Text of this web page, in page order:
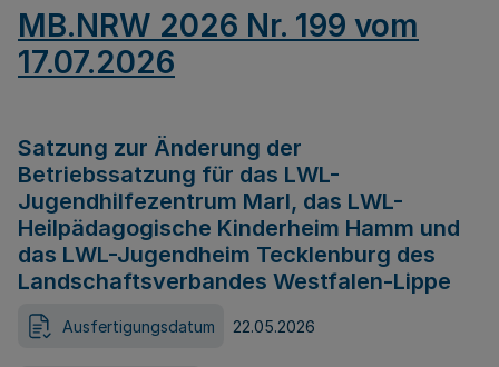
MB.NRW 2026 Nr. 199 vom
17.07.2026
Satzung zur Änderung der
Betriebssatzung für das LWL-
Jugendhilfezentrum Marl, das LWL-
Heilpädagogische Kinderheim Hamm und
das LWL-Jugendheim Tecklenburg des
Landschaftsverbandes Westfalen-Lippe
Ausfertigungsdatum 22.05.2026